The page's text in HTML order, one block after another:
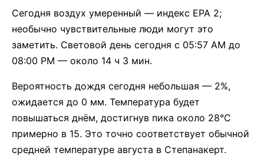
Сегодня воздух умеренный — индекс EPA 2;
необычно чувствительные люди могут это
заметить. Световой день сегодня с 05:57 AM до
08:00 PM — около 14 ч 3 мин.
Вероятность дождя сегодня небольшая — 2%,
ожидается до 0 мм. Температура будет
повышаться днём, достигнув пика около 28°C
примерно в 15. Это точно соответствует обычной
средней температуре августа в Степанакерт.